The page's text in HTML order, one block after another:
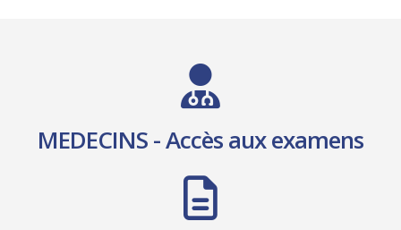
MEDECINS - Accès aux examens